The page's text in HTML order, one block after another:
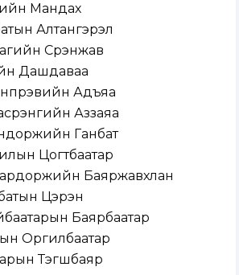
Мандах
Алтангэрэл
Сүрэнжав
Дашдаваа
Адъяа
Аззаяа
Ганбат
Цогтбаатар
Баяржавхлан
Цэрэн
Баярбаатар
Оргилбаатар
Тэгшбаяр